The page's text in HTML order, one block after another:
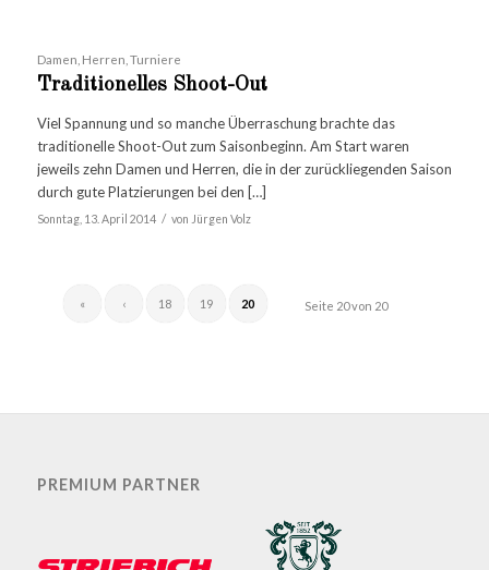
Damen Herren Turniere
Traditionelles Shoot-Out
Viel Spannung und so manche Überraschung brachte das
traditionelle Shoot-Out zum Saisonbeginn. Am Start waren
jeweils zehn Damen und Herren, die in der zurückliegenden Saison
durch gute Platzierungen bei den […]
Sonntag, 13. April 2014 / von Jürgen Volz
Seite 20 von 20
« ‹ 18 19 20
PREMIUM PARTNER